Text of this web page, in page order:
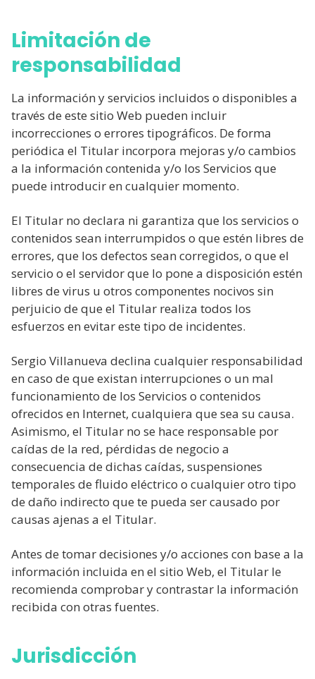
Limitación de
responsabilidad
La información y servicios incluidos o disponibles a
través de este sitio Web pueden incluir
incorrecciones o errores tipográficos. De forma
periódica el Titular incorpora mejoras y/o cambios
a la información contenida y/o los Servicios que
puede introducir en cualquier momento.
El Titular no declara ni garantiza que los servicios o
contenidos sean interrumpidos o que estén libres de
errores, que los defectos sean corregidos, o que el
servicio o el servidor que lo pone a disposición estén
libres de virus u otros componentes nocivos sin
perjuicio de que el Titular realiza todos los
esfuerzos en evitar este tipo de incidentes.
Sergio Villanueva declina cualquier responsabilidad
en caso de que existan interrupciones o un mal
funcionamiento de los Servicios o contenidos
ofrecidos en Internet, cualquiera que sea su causa.
Asimismo, el Titular no se hace responsable por
caídas de la red, pérdidas de negocio a
consecuencia de dichas caídas, suspensiones
temporales de fluido eléctrico o cualquier otro tipo
de daño indirecto que te pueda ser causado por
causas ajenas a el Titular.
Antes de tomar decisiones y/o acciones con base a la
información incluida en el sitio Web, el Titular le
recomienda comprobar y contrastar la información
recibida con otras fuentes.
Jurisdicción